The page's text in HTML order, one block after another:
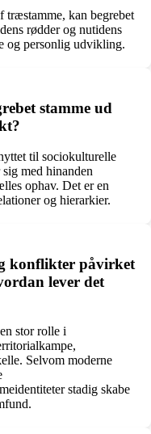
træstamme, kan begrebet
rødder og nutidens
og personlig udvikling.
stamme ud
til sociokulturelle
med hinanden
ophav. Det er en
og hierarkier.
konflikter påvirket
lever det
stor rolle i
Selvom moderne
stadig skabe